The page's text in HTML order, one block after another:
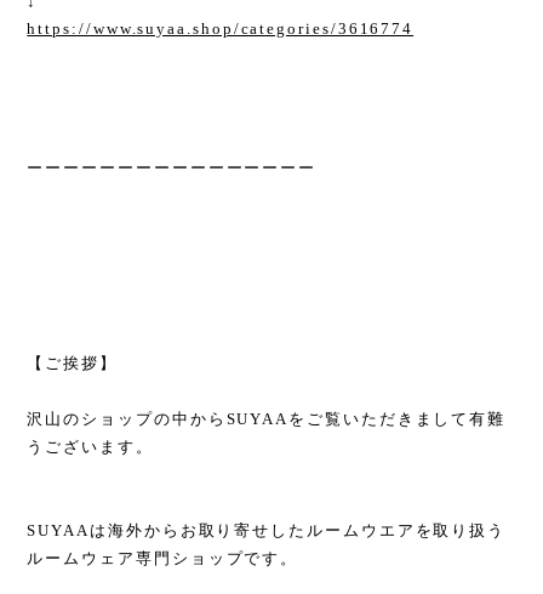
https://www.suyaa.shop/categories/3616774
ーーーーーーーーーーーーーーーー
【ご挨拶】
沢山のショップの中からSUYAAをご覧いただきまして有難
うございます。
SUYAAは海外からお取り寄せしたルームウエアを取り扱う
ルームウェア専門ショップです。